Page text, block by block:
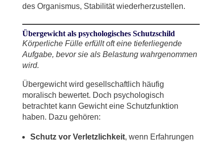
des Organismus, Stabilität wiederherzustellen.
Übergewicht als psychologisches Schutzschild
Körperliche Fülle erfüllt oft eine tieferliegende
Aufgabe, bevor sie als Belastung wahrgenommen
wird.
Übergewicht wird gesellschaftlich häufig
moralisch bewertet. Doch psychologisch
betrachtet kann Gewicht eine Schutzfunktion
haben. Dazu gehören:
Schutz vor Verletzlichkeit, wenn Erfahrungen